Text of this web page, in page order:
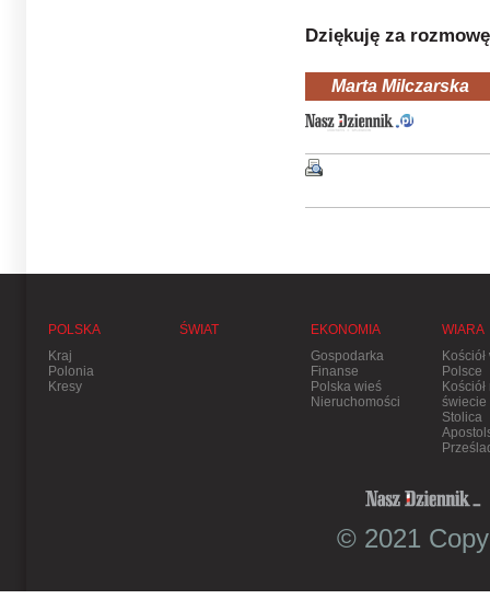
Dziękuję za
Marta Milczarska
POLSKA
Kraj
Polonia
Kresy
ŚWIAT
EKONOMIA
Gospodarka
Finanse
Polska wieś
Nieruchomości
WIARA
Kościół
Polsce
Kościół
świecie
Stolica
© 2021